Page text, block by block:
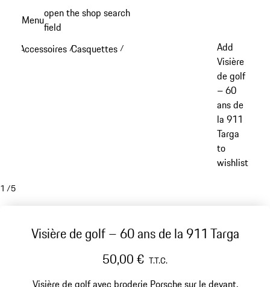
principal
Menuopen the shop search
field
Accessoires /Casquettes /
Add
Visière
de golf
– 60
ans de
la 911
Targa
to
wishlist
1 /5
Visière de golf – 60 ans de la 911 Targa
50,00 € T.T.C.
Visière de golf avec broderie Porsche sur le devant.